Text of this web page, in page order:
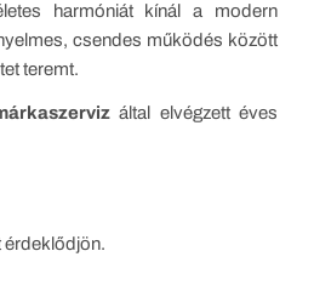
harmóniát kínál a modern
csendes működés között
teremt.
által elvégzett éves
érdeklődjön.